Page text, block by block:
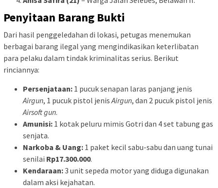
Penyitaan Barang Bukti
​Dari hasil penggeledahan di lokasi, petugas menemukan
berbagai barang ilegal yang mengindikasikan keterlibatan
para pelaku dalam tindak kriminalitas serius. Berikut
rinciannya:
Persenjataan: 1 pucuk senapan laras panjang jenis
Airgun, 1 pucuk pistol jenisAirgun, dan 2 pucuk pistol jenis
Airsoft gun.
Amunisi: 1 kotak peluru mimis Gotri dan 4 set tabung gas
senjata.
Narkoba & Uang: 1 paket kecil sabu-sabu dan uang tunai
senilai Rp17.300.000.
Kendaraan:3 unit sepeda motor yang diduga digunakan
dalam aksi kejahatan.